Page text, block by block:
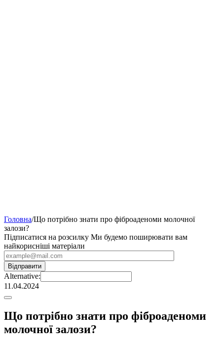
Головна/Що потрібно знати про фіброаденоми молочної
залози?
Підписатися на розсилку Ми будемо поширювати вам
найкорисніші матеріали
Alternative:
11.04.2024
Що потрібно знати про фіброаденоми
молочної залози?